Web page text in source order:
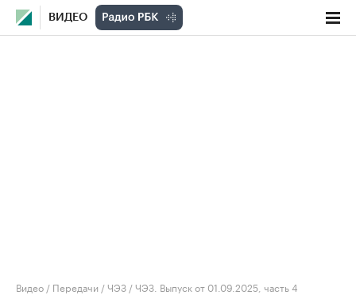
ВИДЕО
Видео / Передачи /ЧЭЗ /ЧЭЗ. Выпуск от 01.09.2025, часть 4